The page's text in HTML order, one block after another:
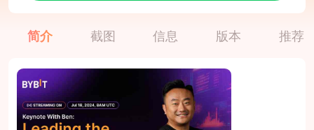
简介 截图 信息 版本 推荐